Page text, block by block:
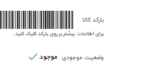
بارکد کالا:
برای اطلاعات بیشتر بر روی بارکد کلیک کنید.
وضعیت موجودی: موجود